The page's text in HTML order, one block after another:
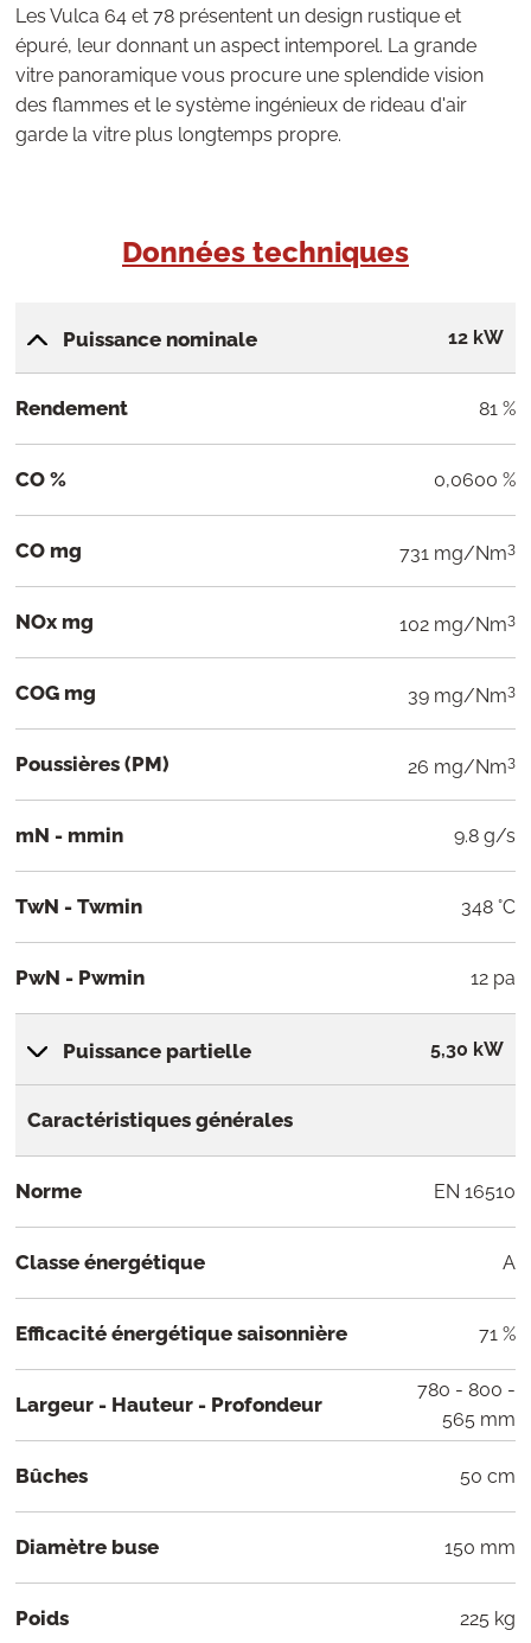
Les Vulca 64 et 78 présentent un design rustique et
épuré, leur donnant un aspect intemporel. La grande
vitre panoramique vous procure une splendide vision
des flammes et le système ingénieux de rideau d'air
garde la vitre plus longtemps propre.
Données techniques
Puissance nominale 12 kW
Rendement 81 %
CO % 0,0600 %
CO mg 731 mg/Nm3
NOx mg 102 mg/Nm3
COG mg 39 mg/Nm3
Poussières (PM) 26 mg/Nm3
mN - mmin 9.8 g/s
TwN - Twmin 348 °C
PwN - Pwmin 12 pa
Puissance partielle 5,30 kW
Caractéristiques générales
Norme EN 16510
Classe énergétique A
Efficacité énergétique saisonnière 71 %
Largeur - Hauteur - Profondeur
780 - 800 -
565 mm
Bûches 50 cm
Diamètre buse 150 mm
Poids 225 kg